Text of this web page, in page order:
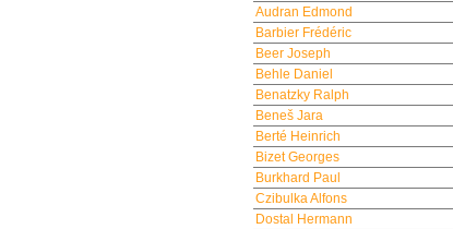
Audran Edmond
Barbier Frédéric
Beer Joseph
Behle Daniel
Benatzky Ralph
Beneš Jara
Berté Heinrich
Bizet Georges
Burkhard Paul
Czibulka Alfons
Dostal Hermann